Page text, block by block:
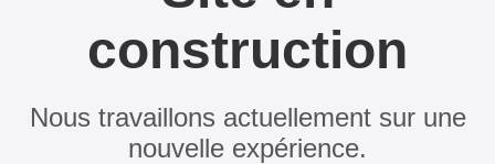
construction
Nous travaillons actuellement sur une
nouvelle expérience.